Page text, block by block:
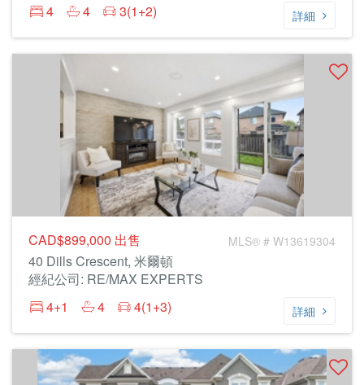
4
4 3(1+2) 詳細
CAD$899,000 出售 MLS® # W13619304
40 Dills Crescent, 米爾頓
經紀公司: RE/MAX EXPERTS
4+1
4 4(1+3) 詳細